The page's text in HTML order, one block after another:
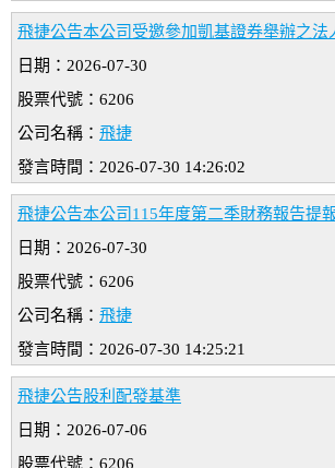
飛捷公告本公司受邀參加凱基證券舉辦之法
日期：2026-07-30
股票代號：6206
公司名稱： 飛捷
發言時間：2026-07-30 14:26:02
飛捷公告本公司115年度第二季財務報告提
日期：2026-07-30
股票代號：6206
公司名稱： 飛捷
發言時間：2026-07-30 14:25:21
飛捷公告股利配發基準
日期：2026-07-06
股票代號：6206